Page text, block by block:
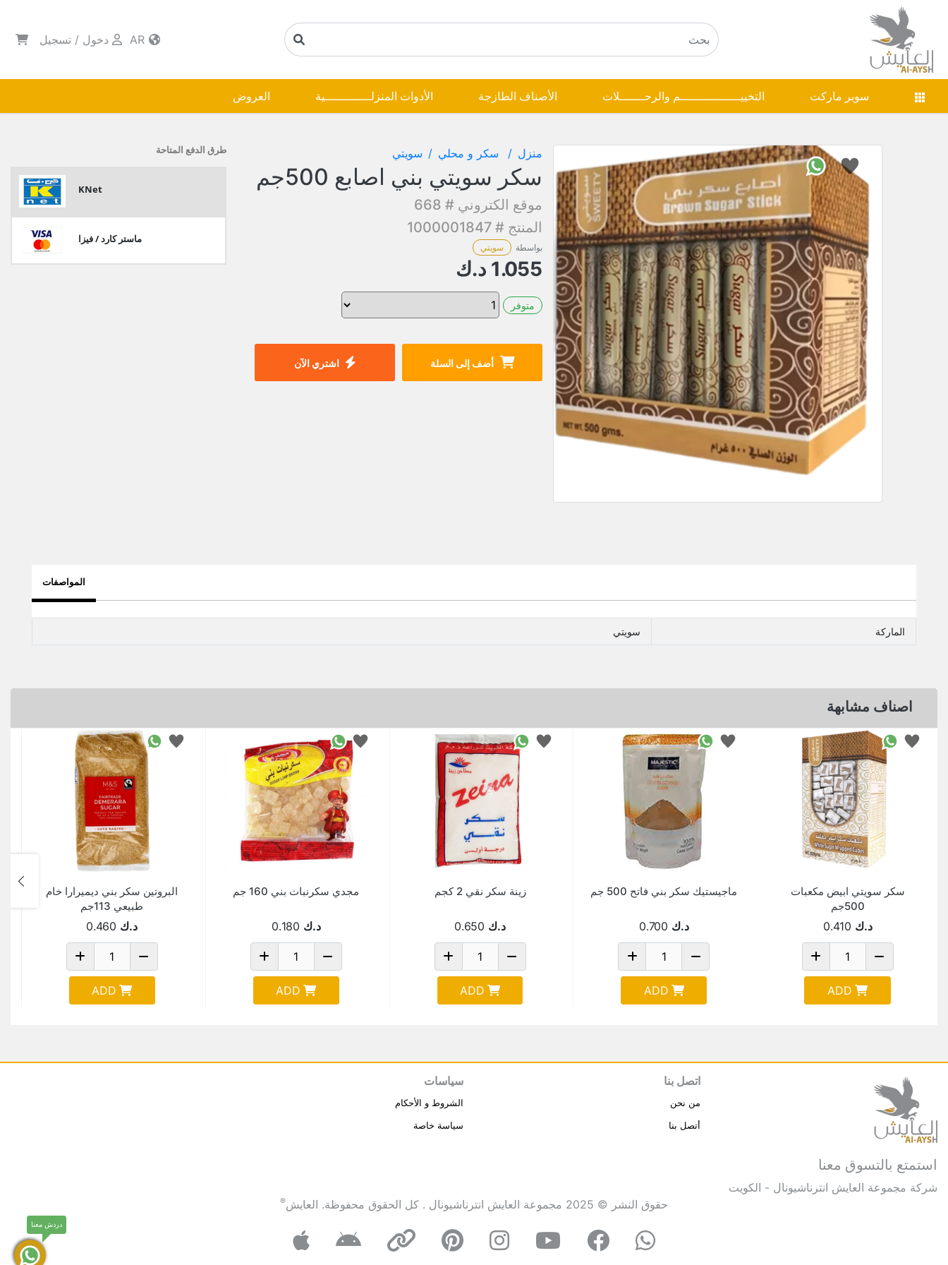
دخول / تسجيل
سوبر ماركت التخييـــــــــــــــــم والرحـــــــلات الأصناف الطازجة الأدوات المنزلـــــــــــــية العروض
منزل سكر و محلي سويتي
سكر سويتي بني اصابع 500جم
موقع الكتروني # 668
المنتج # 1000001847
بواسطة سويتي
1.055 د.ك
متوفر
أضف إلى السلة اشتري الآن
طرق الدفع المتاحة
KNet
ماستر كارد / فيزا
المواصفات
الماركة سويتي
اصناف مشابهة
سكر سويتي ابيض مكعبات
500جم
د.ك 0.410
ADD
ماجيستيك سكر بني فاتح 500 جم
د.ك 0.700
ADD
زينة سكر نقي 2 كجم
د.ك 0.650
ADD
مجدي سكرنبات بني 160 جم
د.ك 0.180
ADD
البروتين سكر بني ديميرارا خام
طبيعي 113جم
د.ك 0.460
ADD
استمتع بالتسوق معنا
شركة مجموعة العايش انترناشيونال - الكويت
اتصل بنا
من نحن
أتصل بنا
سياسات
الشروط و الأحكام
سياسة خاصة
حقوق النشر © 2025 مجموعة العايش انترناشيونال . كل الحقوق محفوظة. العايش®
دردش معنا